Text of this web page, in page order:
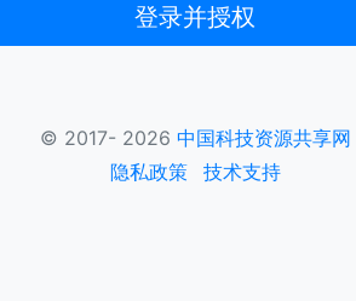
登录并授权
© 2017- 2026 中国科技资源共享网
隐私政策
技术支持